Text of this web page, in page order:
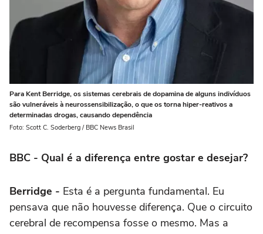
Para Kent Berridge, os sistemas cerebrais de dopamina de alguns indivíduos
são vulneráveis à neurossensibilização, o que os torna hiper-reativos a
determinadas drogas, causando dependência
Foto: Scott C. Soderberg / BBC News Brasil
BBC - Qual é a diferença entre gostar e desejar?
Berridge - Esta é a pergunta fundamental. Eu
pensava que não houvesse diferença. Que o circuito
cerebral de recompensa fosse o mesmo. Mas a